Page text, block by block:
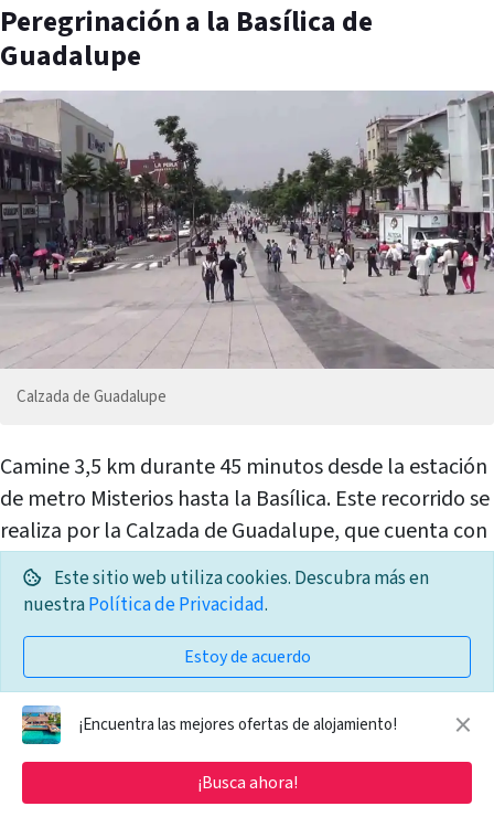
Peregrinación a la Basílica de
Guadalupe
Calzada de Guadalupe
Camine 3,5 km durante 45 minutos desde la estación
de metro Misterios hasta la Basílica. Este recorrido se
realiza por la Calzada de Guadalupe, que cuenta con
un paseo peatonal especialmente diseñado para las
procesiones guadalupanas.
Esta opción solo es conveniente si caminas bajo la
luz del sol y, de preferencia, te unes a otras
procesiones guadalupanas. Nunca camines solo,
especialmente de noche.
¡Encuentra las mejores ofertas de alojamiento! ×
¡Busca ahora!
Este sitio web utiliza cookies. Descubra más en
nuestraPolítica de Privacidad.
Estoy de acuerdo